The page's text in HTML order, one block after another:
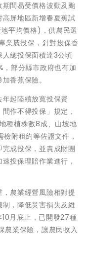
間易受價格波動及颱
屏地區新增春夏蕉試
平均價格)，供農民選
業農投保，針對投保香
總投保面積達3公頃
部分縣市政府也有加
香蕉保險。
起陸續放寬投保資
作不得投保」規定，
種植株數8成、山坡地
附租約等佐證文件，
成投保，並責成財團
投保理賠作業進行，
農業經營風險相對提
，降低災害損失及維
10月底止，已開發27種
農業保險，讓農民收入